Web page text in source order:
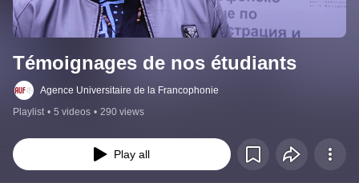
Témoignages de nos étudiants
Agence Universitaire de la Francophonie
Playlist • 5 videos • 290 views
Play all